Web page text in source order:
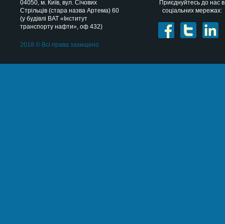
04050, м. Київ, вул. Січових
Стрільців (стара назва Артема) 60
(у будівлі ВАТ «Інститут
транспорту нафти», оф 432)
2018 © Всі права захищено
Приєднуйтесь до нас в
соціальних мережах: